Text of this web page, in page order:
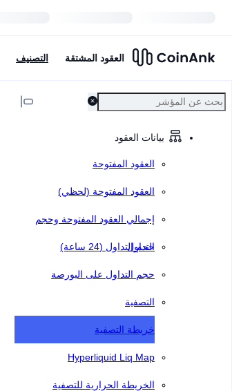
العقود المشتقة التصنيف
بيانات العقود
العقود المفتوحة
العقود المفتوحة (لحظي)
إجمالي العقود المفتوحة وحجم
التداول
حجم التداول (24 ساعة)
حجم التداول على البورصة
التصفية
خريطة التصفية
Hyperliquid Liq Map
الخريطة الحرارية للتصفية